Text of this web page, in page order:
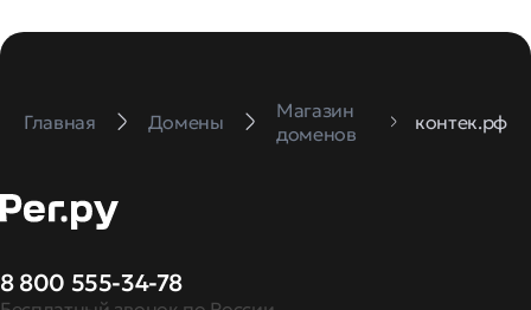
Главная Домены
Магазин
доменов
контек.рф
8 800 555-34-78